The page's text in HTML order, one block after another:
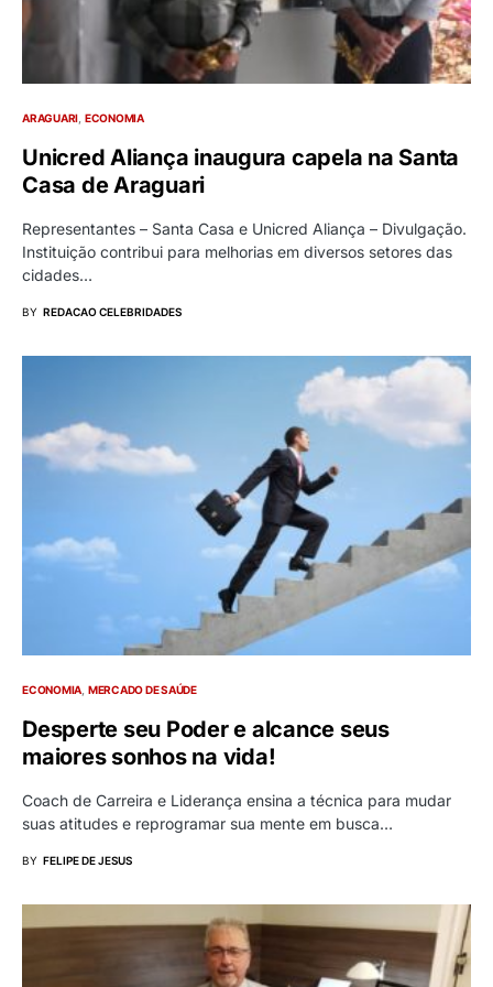
ARAGUARI ECONOMIA
Unicred Aliança inaugura capela na Santa
Casa de Araguari
Representantes – Santa Casa e Unicred Aliança – Divulgação.
Instituição contribui para melhorias em diversos setores das
cidades…
BY REDACAO CELEBRIDADES
ECONOMIA MERCADO DE SAÚDE
Desperte seu Poder e alcance seus
maiores sonhos na vida!
Coach de Carreira e Liderança ensina a técnica para mudar
suas atitudes e reprogramar sua mente em busca…
BY FELIPE DE JESUS